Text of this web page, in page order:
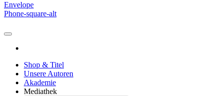
Envelope
Phone-square-alt
Shop & Titel
Unsere Autoren
Akademie
Mediathek